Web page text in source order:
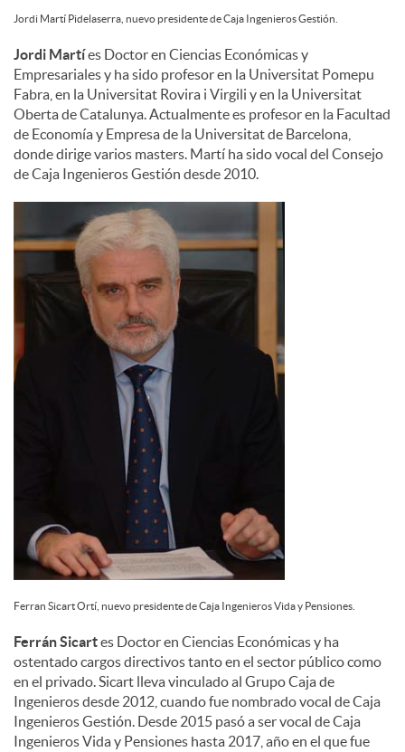
Jordi Martí Pidelaserra, nuevo presidente de Caja Ingenieros Gestión.
Jordi Martíes Doctor en Ciencias Económicas y
Empresariales y ha sido profesor en la Universitat Pomepu
Fabra, en la Universitat Rovira i Virgili y en la Universitat
Oberta de Catalunya. Actualmente es profesor en la Facultad
de Economía y Empresa de la Universitat de Barcelona,
donde dirige varios masters. Martí ha sido vocal del Consejo
de Caja Ingenieros Gestión desde 2010.
Ferran Sicart Ortí, nuevo presidente de Caja Ingenieros Vida y Pensiones.
Ferrán Sicartes Doctor en Ciencias Económicas y ha
ostentado cargos directivos tanto en el sector público como
en el privado. Sicart lleva vinculado al Grupo Caja de
Ingenieros desde 2012, cuando fue nombrado vocal de Caja
Ingenieros Gestión. Desde 2015 pasó a ser vocal de Caja
Ingenieros Vida y Pensiones hasta 2017, año en el que fue